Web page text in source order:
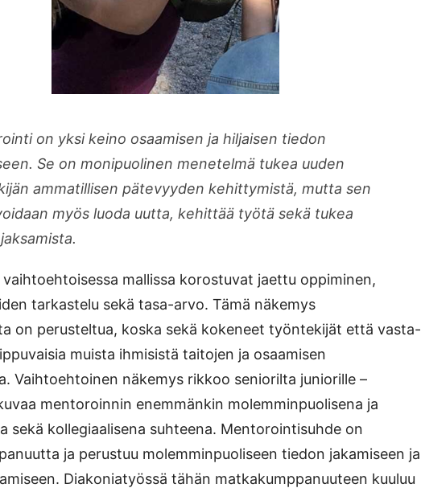
on yksi keino osaamisen ja hiljaisen tiedon
Se on monipuolinen menetelmä tukea uuden
ammatillisen pätevyyden kehittymistä, mutta sen
myös luoda uutta, kehittää työtä sekä tukea
mallissa korostuvat jaettu oppiminen,
tarkastelu sekä tasa-arvo. Tämä näkemys
on perusteltua, koska sekä kokeneet työntekijät että vasta-
muista ihmisistä taitojen ja osaamisen
Vaihtoehtoinen näkemys rikkoo seniorilta juniorille –
mentoroinnin enemmänkin molemminpuolisena ja
sekä kollegiaalisena suhteena. Mentorointisuhde on
ja perustuu molemminpuoliseen tiedon jakamiseen ja
Diakoniatyössä tähän matkakumppanuuteen kuuluu